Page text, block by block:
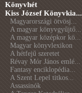
Könyvhét
Kiss József Könyvkia...
Magyarországi ötvösj...
A magyar könyvgyűjtő...
A magyar középkor kö...
Magyar könyvlexikon
A hétfejű szeretet
Révay Mór János emlé...
Fantasy enciklopédia...
A Szent Lepel titkos...
Assassinók